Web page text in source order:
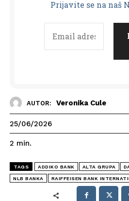
Prijavite se na naš
AUTOR: Veronika Cule
25/06/2026
2 min.
TAGS ADDIKO BANK ALTA GRUPA
NLB BANKA RAIFFEISEN BANK